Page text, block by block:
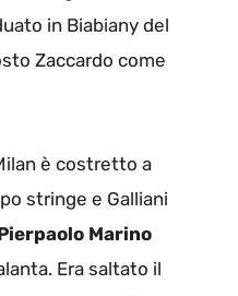
in Biabiany del
Zaccardo come
è costretto a
stringe e Galliani
Marino
Era saltato il